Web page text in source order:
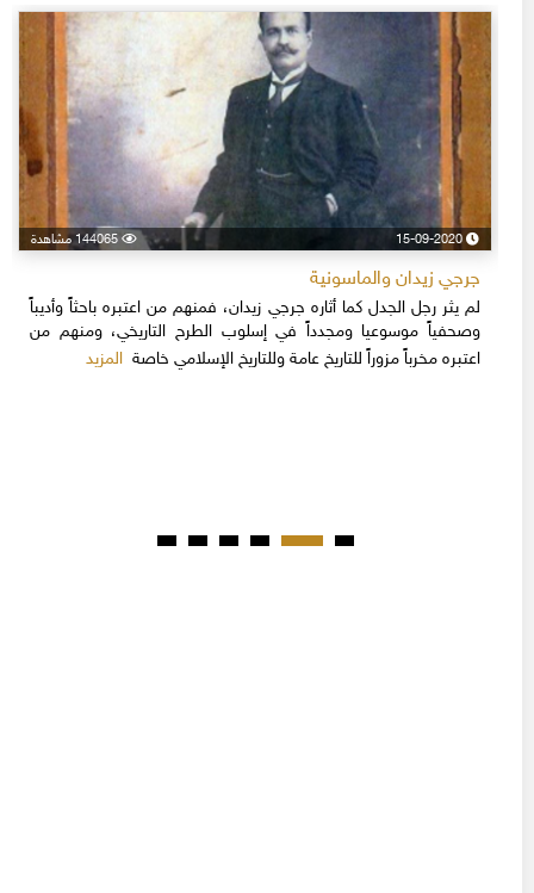
15-09-2020 144065 مشاهدة
جرجي زيدان والماسونية
لم يثر رجل الجدل كما أثاره جرجي زيدان، فمنهم من اعتبره باحثاً وأديباً
وصحفياً موسوعيا ومجدداً في إسلوب الطرح التاريخي، ومنهم من
اعتبره مخرباً مزوراً للتاريخ عامة وللتاريخ الإسلامي خاصةالمزيد